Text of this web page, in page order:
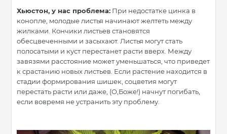
Хьюстон, у нас проблема: При недостатке цинка в
конопле, молодые листья начинают желтеть между
жилками. Кончики листьев становятся
обесцвеченными и засыхают. Листья могут стать
полосатыми и куст перестанет расти вверх. Между
завязями расстояние может уменьшаться, что приведет
к срастанию новых листьев. Если растение находится в
стадии формирования шишек, соцветия могут
перестать расти или даже, (О,Боже!) начнут погибать,
если вовремя не устранить эту проблему.